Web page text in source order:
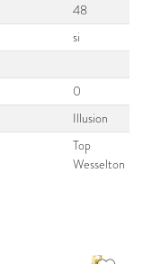
48
si
0
Illusion
Top
Wesselton